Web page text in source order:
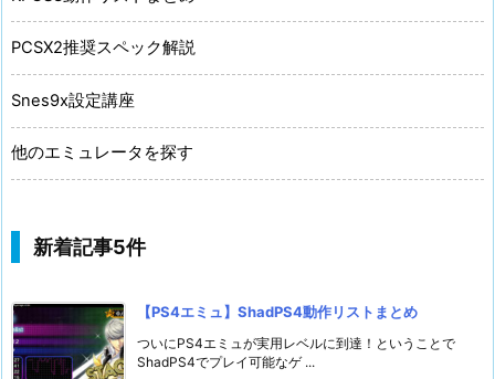
PCSX2推奨スペック解説
Snes9x設定講座
他のエミュレータを探す
新着記事5件
【PS4エミュ】ShadPS4動作リストまとめ
ついにPS4エミュが実用レベルに到達！ということで
ShadPS4でプレイ可能なゲ ...